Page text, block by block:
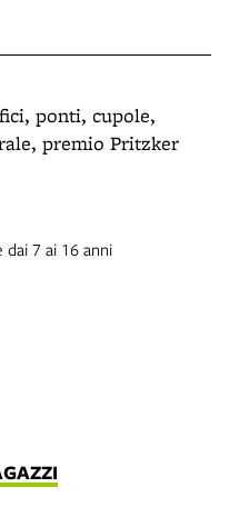
ponti, cupole,
premio Pritzker
7 ai 16 anni